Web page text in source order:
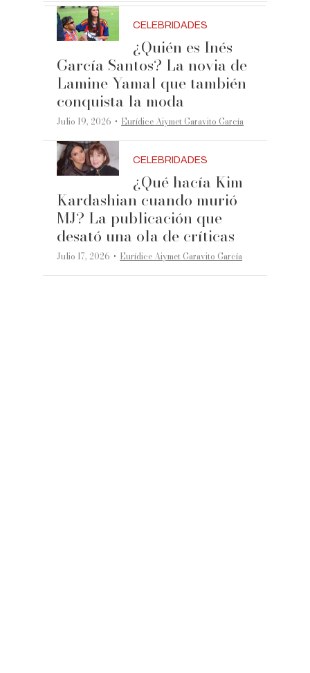
CELEBRIDADES
¿Quién es Inés
García Santos? La novia de
Lamine Yamal que también
conquista la moda
Julio 19, 2026 ·Eurídice Aiymet Garavito García
CELEBRIDADES
¿Qué hacía Kim
Kardashian cuando murió
MJ? La publicación que
desató una ola de críticas
Julio 17, 2026 ·Eurídice Aiymet Garavito García